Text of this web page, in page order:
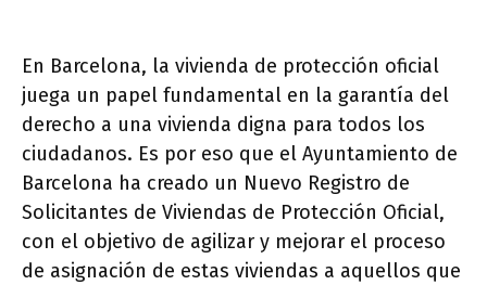
En Barcelona, la vivienda de protección oficial
juega un papel fundamental en la garantía del
derecho a una vivienda digna para todos los
ciudadanos. Es por eso que el Ayuntamiento de
Barcelona ha creado un Nuevo Registro de
Solicitantes de Viviendas de Protección Oficial,
con el objetivo de agilizar y mejorar el proceso
de asignación de estas viviendas a aquellos que